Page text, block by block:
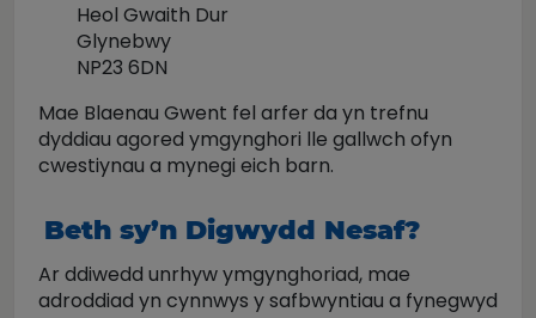
Heol Gwaith Dur
Glynebwy
NP23 6DN
Mae Blaenau Gwent fel arfer da yn trefnu
dyddiau agored ymgynghori lle gallwch ofyn
cwestiynau a mynegi eich barn.
Beth sy’n Digwydd Nesaf?
Ar ddiwedd unrhyw ymgynghoriad, mae
adroddiad yn cynnwys y safbwyntiau a fynegwyd